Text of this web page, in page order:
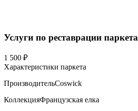
Услуги по реставрации паркета
1 500 ₽
Характеристики паркета
ПроизводительCoswick
КоллекцияФранцузская елка